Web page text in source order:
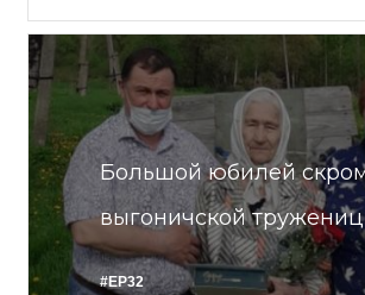
Большой юбилей
выгоничской
#ЕР32